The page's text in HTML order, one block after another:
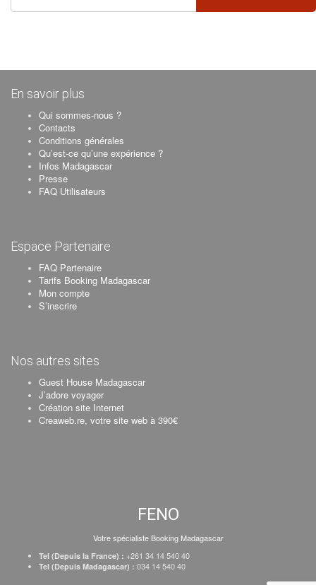
En savoir plus
Qui sommes-nous ?
Contacts
Conditions générales
Qu’est-ce qu’une expérience ?
Infos Madagascar
Presse
FAQ Utilisateurs
Espace Partenaire
FAQ Partenaire
Tarifs Booking Madagascar
Mon compte
S’inscrire
Nos autres sites
Guest House Madagascar
J’adore voyager
Création site Internet
Creaweb.re, votre site web à 390€
FENO
Votre spécialiste Booking Madagascar
Tel (Depuis la France) : +261 34 14 540 40
Tel (Depuis Madagascar) : 034 14 540 40